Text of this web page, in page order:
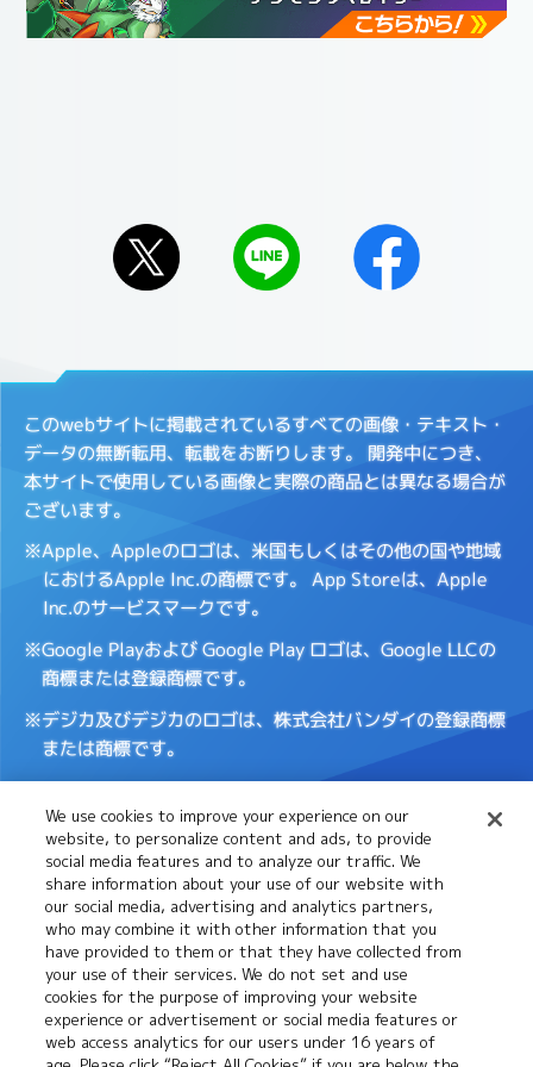
このwebサイトに掲載されているすべての画像・テキスト・
データの無断転用、転載をお断りします。 開発中につき、
本サイトで使用している画像と実際の商品とは異なる場合が
ございます。
※Apple、Appleのロゴは、米国もしくはその他の国や地域
におけるApple Inc.の商標です。 App Storeは、Apple
Inc.のサービスマークです。
※Google Playおよび Google Play ロゴは、Google LLCの
商標または登録商標です。
※デジカ及びデジカのロゴは、株式会社バンダイの登録商標
または商標です。
推奨環境について Cookies
Settings
プライバシーポリシー プライバシーノーティス
お問い合わせ
We use cookies to improve your experience on our
website, to personalize content and ads, to provide
social media features and to analyze our traffic. We
share information about your use of our website with
our social media, advertising and analytics partners,
who may combine it with other information that you
have provided to them or that they have collected from
your use of their services. We do not set and use
cookies for the purpose of improving your website
experience or advertisement or social media features or
web access analytics for our users under 16 years of